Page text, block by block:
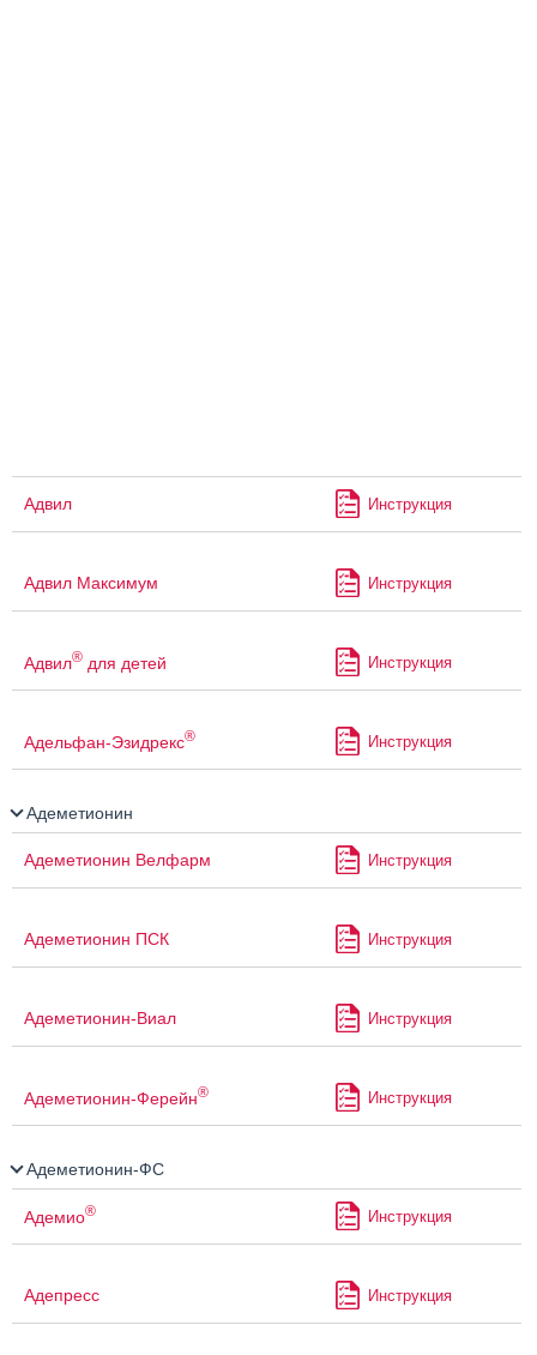
Адвил Инструкция
Адвил Максимум Инструкция
Адвил® для детей Инструкция
Адельфан-Эзидрекс® Инструкция
Адеметионин
Адеметионин Велфарм Инструкция
Адеметионин ПСК Инструкция
Адеметионин-Виал Инструкция
Адеметионин-Ферейн® Инструкция
Адеметионин-ФС
Адемио® Инструкция
Адепресс Инструкция